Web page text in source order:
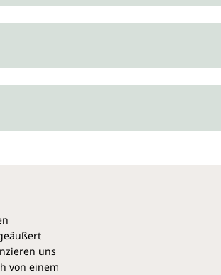
uns
von einem